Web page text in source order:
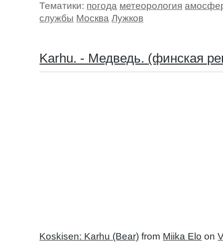
Тематики: погода метеорология
службы Москва Лужков
Karhu. - Медведь. (финская
Koskisen: Karhu (Bear) from Miika Elo on